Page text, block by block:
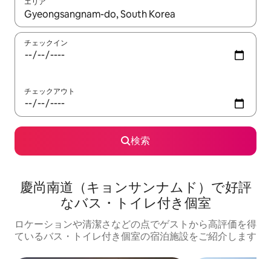
検索結果が表示されたら、上下の矢印キーを使って移動するか
チェックイン
チェックアウト
検索
慶尚南道（キョンサンナムド）で好評
なバス・トイレ付き個室
ロケーションや清潔さなどの点でゲストから高評価を得
ているバス・トイレ付き個室の宿泊施設をご紹介します